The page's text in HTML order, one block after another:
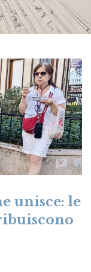
unisce: le